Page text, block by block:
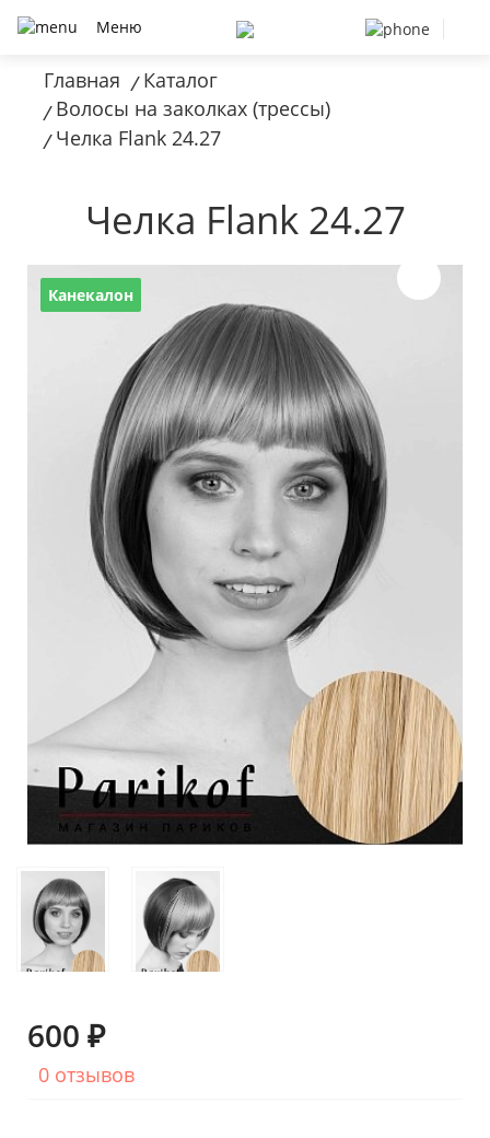
Меню
Главная / Каталог
/ Волосы на заколках (трессы)
/ Челка Flank 24.27
Челка Flank 24.27
Канекалон
600 ₽
0 отзывов